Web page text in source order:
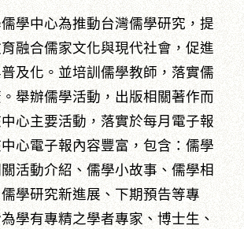
學中心為推動台灣儒學研究，提
融合儒家文化與現代社會，促進
及化。並培訓儒學教師，落實儒
舉辦儒學活動，出版相關著作而
心主要活動，落實於每月電子報
心電子報內容豐富，包含：儒學
活動介紹、儒學小故事、儒學相
學研究新進展、下期預告等專
學有專精之學者專家、博士生、